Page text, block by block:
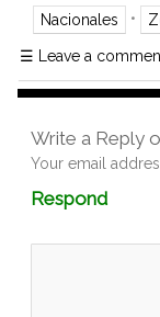
Nacionales •
☰ Leave a
Write a Reply
Your email
Respond
box